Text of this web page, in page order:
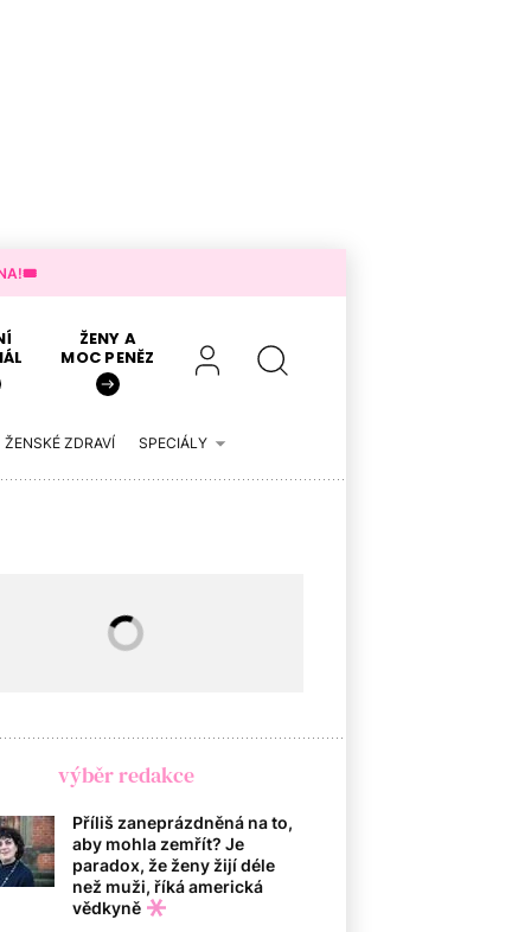
ŽENY A
MOC PENĚZ
ŽENSKÉ ZDRAVÍ SPECIÁLY
výběr redakce
Příliš zaneprázdněná na to,
aby mohla zemřít? Je
paradox, že ženy žijí déle
než muži, říká americká
vědkyně